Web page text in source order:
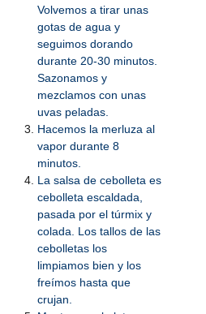
Volvemos a tirar unas
gotas de agua y
seguimos dorando
durante 20-30 minutos.
Sazonamos y
mezclamos con unas
uvas peladas.
Hacemos la merluza al
vapor durante 8
minutos.
La salsa de cebolleta es
cebolleta escaldada,
pasada por el túrmix y
colada. Los tallos de las
cebolletas los
limpiamos bien y los
freímos hasta que
crujan.